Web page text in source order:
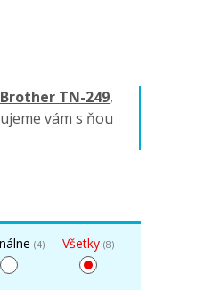
Brother TN-249,
vám s ňou
(4) Všetky (8)